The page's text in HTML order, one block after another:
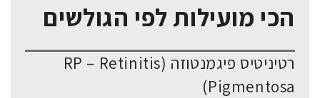
הכי מועילות לפי הגולשים
רטיניטיס פיגמנטוזה (RP – Retinitis
Pigmentosa)